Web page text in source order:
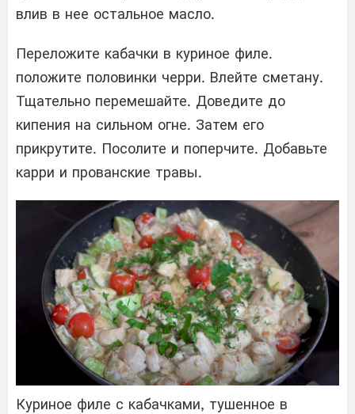
влив в нее остальное масло.
Переложите кабачки в куриное филе.
положите половинки черри. Влейте сметану.
Тщательно перемешайте. Доведите до
кипения на сильном огне. Затем его
прикрутите. Посолите и поперчите. Добавьте
карри и прованские травы.
Куриное филе с кабачками, тушенное в